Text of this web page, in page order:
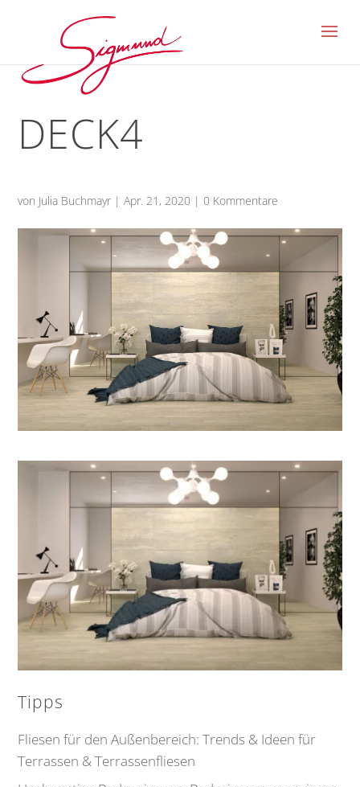
DECK4
von Julia Buchmayr |Apr. 21, 2020 |0 Kommentare
Tipps
Fliesen für den Außenbereich: Trends & Ideen für
Terrassen & Terrassenfliesen